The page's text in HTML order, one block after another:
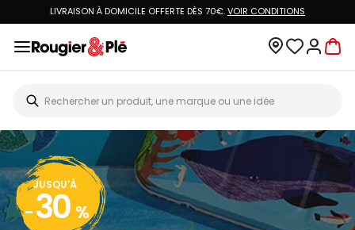
LIVRAISON À DOMICILE OFFERTE DÈS 70€.VOIR CONDITIONS
JUSQU'À
- 30 %